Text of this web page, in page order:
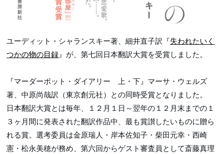
ユーディット・シャランスキー著、細井直子訳『失われたいく
つかの物の目録』が、第七回日本翻訳大賞を受賞しました。
『マーダーボット・ダイアリー　上・下』マーサ・ウェルズ
著、中原尚哉訳（東京創元社）との同時受賞となりました。
日本翻訳大賞とは毎年、
１２月１日～翌年の１２月末までの１
３ヶ月間に発表された翻訳作品中、最も賞讃したいものに贈ら
れる賞。選考委員は金原瑞人・岸本佐知子・柴田元幸・西崎
憲・松永美穂が務め、第六回からゲスト審査員として斎藤真理